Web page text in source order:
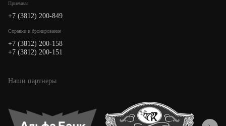
Приемная
+7 (3812) 200-849
Cправки и бронирование
+7 (3812) 200-158
+7 (3812) 200-151
Наши партнеры